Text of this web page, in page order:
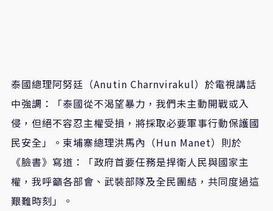
泰國總理阿努廷（Anutin Charnvirakul）於電視講話
中強調：「泰國從不渴望暴力，我們未主動開戰或入
侵，但絕不容忍主權受損，將採取必要軍事行動保護國
民安全」。柬埔寨總理洪馬內（Hun Manet）則於
《臉書》寫道：「政府首要任務是捍衛人民與國家主
權，我呼籲各部會、武裝部隊及全民團結，共同度過這
艱難時刻」。